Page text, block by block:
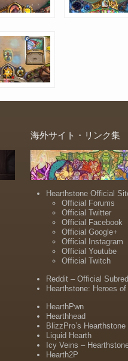
海外サイト・リンク集
Hearthstone Official
Official Forums
Official Twitter
Official Facebook
Official Google+
Official Instagram
Official Youtube
Official Twitch
Reddit – Official
Hearthstone: Heroes
HearthPwn
Hearthhead
BlizzPro’s Hearthstone
Liquid Hearth
Icy Veins –
Hearth2P